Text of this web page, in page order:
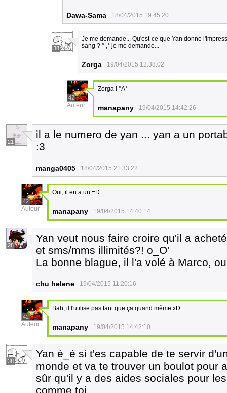
Dawa-Sama 18/04/2015 19:45:20
38
Je me demande... Qu'est-ce que Yan donne
sang ? ° ,° je me demande...
Zorga 19/04/2015 12:38:02
42
Auteur
Zorga ! °A°
manapany 19/04/2015 14:42:26
21
il a le numero de yan ... yan a un
:3
manga0405 18/04/2015 21:33:22
42
Auteur
Oui, il en a un =D
manapany 19/04/2015 14:40:14
28
Yan veut nous faire croire qu'il a
et sms/mms illimités?! o_O'
La bonne blague, il l'a volé à Marco,
chu helene 19/04/2015 11:20:16
42
Auteur
Bah, il l'utilise pas tant que ça quand même xD
manapany 19/04/2015 14:42:10
38
Yan è_é si t'es capable de te servir
monde et va te trouver un boulot pour
sûr qu'il y a des aides sociales pour
comme toi.